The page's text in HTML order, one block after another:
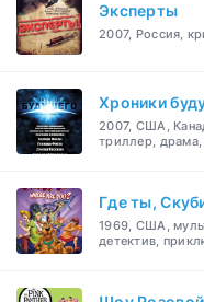
Эксперты
2007, Россия,
Хроники
2007, США,
триллер, драма,
Где ты,
1969, США,
детектив,